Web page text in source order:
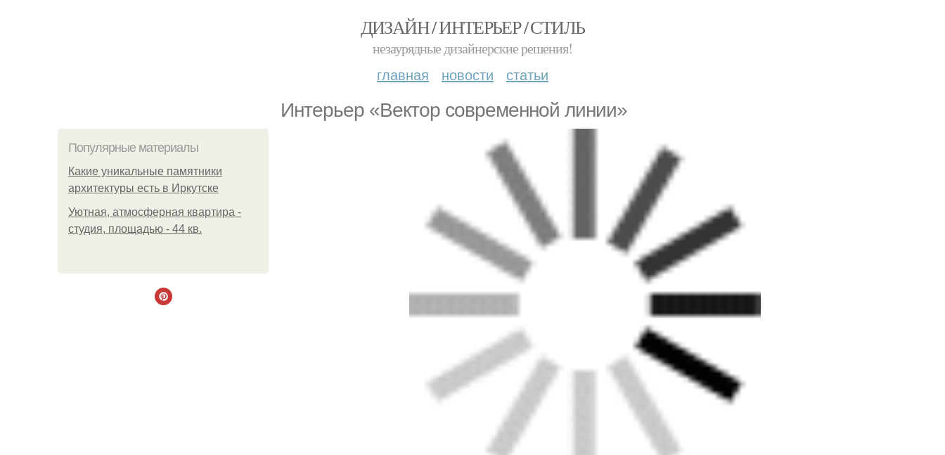
ДИЗАЙН / ИНТЕРЬЕР / СТИЛЬ
незаурядные дизайнерские решения!
главная новости статьи
Интерьер «Вектор современной линии»
Популярные материалы
Какие уникальные памятники
архитектуры есть в Иркутске
Уютная, атмосферная квартира -
студия, площадью - 44 кв.